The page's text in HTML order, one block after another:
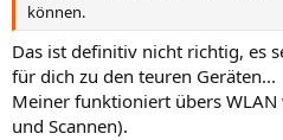
können.
Das ist definitiv nicht richtig, es
für dich zu den teuren Geräten...
Meiner funktioniert übers
und Scannen).